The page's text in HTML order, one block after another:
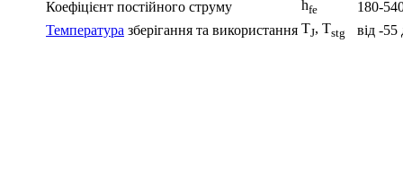
Коефіцієнт постійного струму
hfe
180-
Температура зберігання та використання TJ, Tstg від -55